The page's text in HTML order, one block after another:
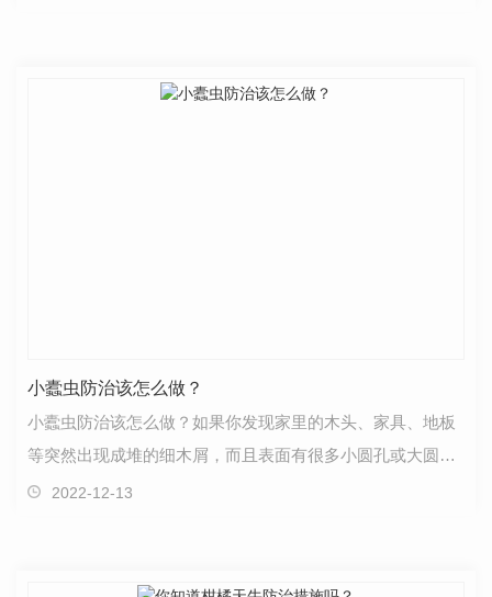
小蠹虫防治该怎么做？
小蠹虫防治该怎么做？如果你发现家里的木头、家具、地板
等突然出现成堆的细木屑，而且表面有很多小圆孔或大圆
孔，那么你的家具可能受到粉虱的侵袭或长甲虫危害。如…
2022-12-13